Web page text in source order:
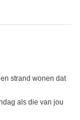
strand wonen dat
als die van jou